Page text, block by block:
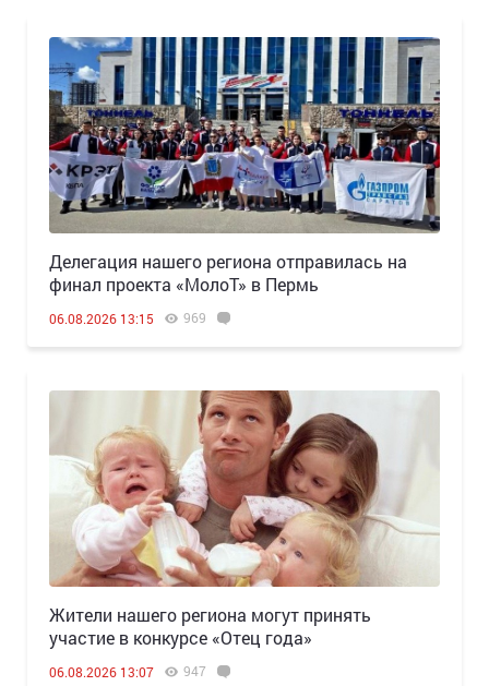
Делегация нашего региона отправилась на
финал проекта «МолоТ» в Пермь
06.08.2026 13:15 969
Жители нашего региона могут принять
участие в конкурсе «Отец года»
06.08.2026 13:07 947